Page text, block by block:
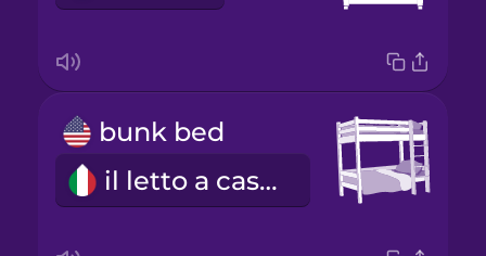
bunk bed
il letto a castello